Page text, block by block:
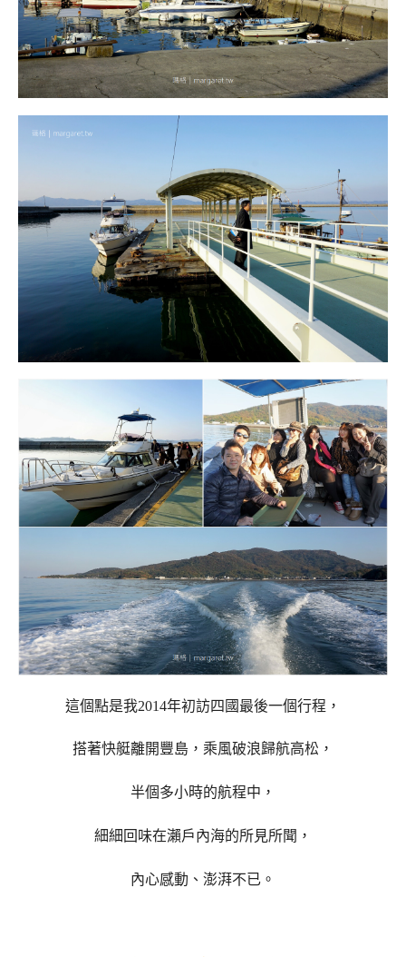
這個點是我2014年初訪四國最後一個行程，
搭著快艇離開豐島，乘風破浪歸航高松，
半個多小時的航程中，
細細回味在瀨戶內海的所見所聞，
內心感動、澎湃不已。